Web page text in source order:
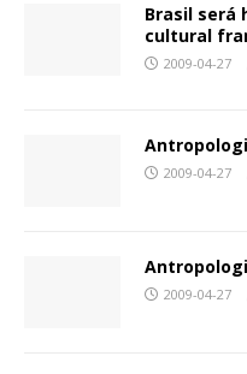
Brasil será
cultural
2009-04-27
2009-04-27
2009-04-27